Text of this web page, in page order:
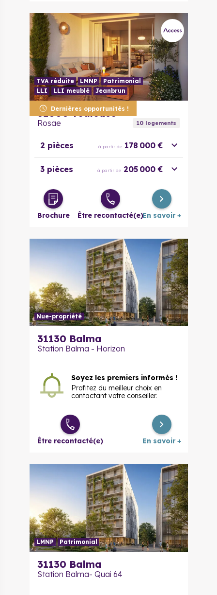
Dernières opportunités !
TVA réduite LMNP
Patrimonial
LLI
LLI meublé Jeanbrun
31000 Toulouse
Rosae 10logements
2 pièces à partir de 178 000 €
3 pièces à partir de 205 000 €
Brochure Être recontacté(e)En savoir +
Nue-propriété
31130 Balma
Station Balma - Horizon
Soyez les premiers informés !
Profitez du meilleur choix en
contactant votre conseiller.
Être recontacté(e) En savoir +
LMNP Patrimonial
31130 Balma
Station Balma- Quai 64